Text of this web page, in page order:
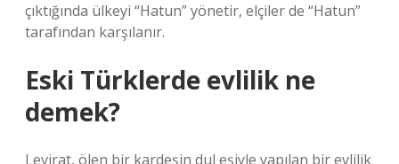
çıktığında ülkeyi “Hatun” yönetir, elçiler de “Hatun”
tarafından karşılanır.
Eski Türklerde evlilik ne
demek?
Levirat, ölen bir kardeşin dul eşiyle yapılan bir evlilik